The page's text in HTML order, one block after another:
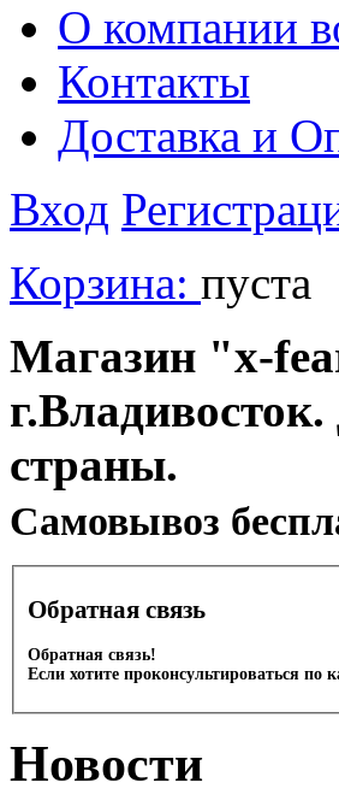
О компании
Контакты
Доставка и
Вход
Корзина: пуста
Магазин "x-
страны.
Cамовывоз
Обратная связь
Обратная связь!
Если хотите проконсультироваться
Новости